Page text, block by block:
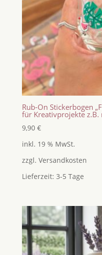
Rub-On Stickerbogen
für Kreativprojekte z.B.
9,90 €
inkl. 19 % MwSt.
zzgl. Versandkosten
Lieferzeit: 3-5 Tage